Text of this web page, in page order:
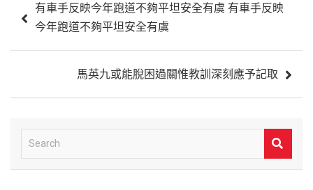
章
有車手反映今年跑道不夠平坦安全有虞 有車手反映
今年跑道不夠平坦安全有虞
馬英九或能脫困過關惟教訓深刻應予記取
e